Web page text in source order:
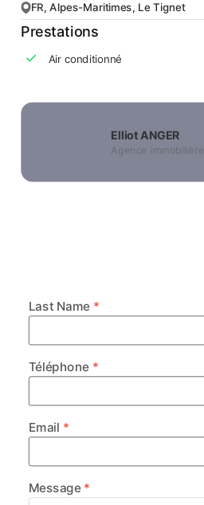
FR, Alpes-Maritimes, Le Tignet
Prestations
Air conditionné
Elliot ANGER
Agence immobilière
Last Name
Téléphone
Email
Message